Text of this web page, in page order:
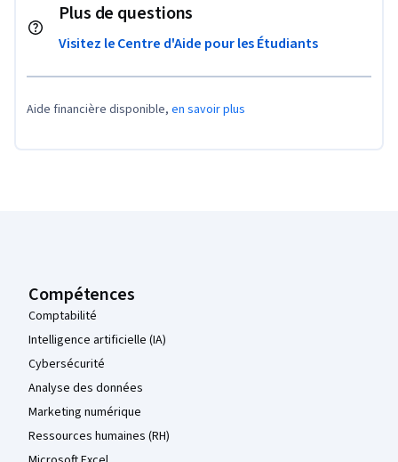
Plus de questions
Visitez le Centre d'Aide pour les Étudiants
Aide financière disponible, en savoir plus
Compétences
Comptabilité
Intelligence artificielle (IA)
Cybersécurité
Analyse des données
Marketing numérique
Ressources humaines (RH)